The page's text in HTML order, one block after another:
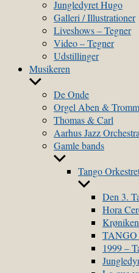
menu
Jungledyret Hugo
Galleri / Illustrationer
Liveshows – Tegner
Video – Tegner
Udstillinger
Musikeren
Show
menu
De Onde
Orgel Aben &
Thomas & Carl
Aarhus Jazz Orchestra
Gamle bands
Show
Tango
Show
menu
Den 3.
Hora
TANGO
1999 –